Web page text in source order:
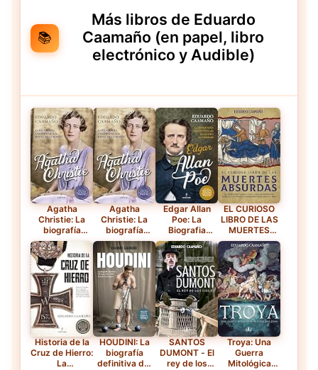
📚
Más libros de Eduardo
Caamaño (en papel, libro
electrónico y Audible)
Agatha
Christie: La
biografía
definitiva de la
Reina del
Crimen
(Memorias y
biografías) —
Tapa blanda
Agatha
Christie: La
biografía
definitiva de la
Reina del
Crimen
(Memorias y
biografías) —
Libro
electrónico
Edgar Allan
Poe: La
Biografia
Definitiva Del
Maestro Del
Terror
(Memorias y
biografías) —
Tapa blanda
EL CURIOSO
LIBRO DE LAS
MUERTES
ABSURDAS —
Tapa blanda
reforzada
Historia de la
Cruz de Hierro:
La
HOUDINI: La
biografía
definitiva del
SANTOS
DUMONT - El
rey de los
Troya: Una
Guerra
Mitológica